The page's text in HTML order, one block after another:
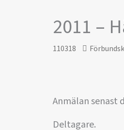
2011 –
110318
Anmälan senast
Deltagare.